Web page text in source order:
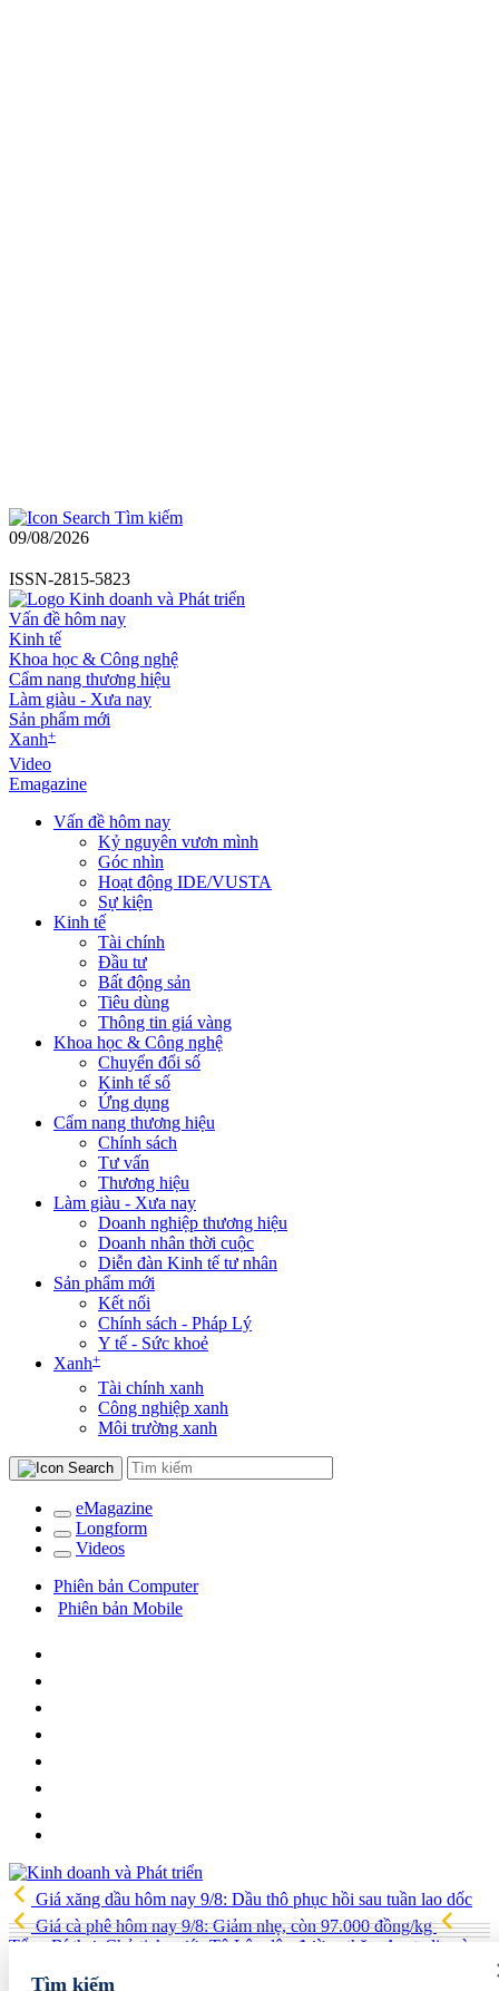
Tìm kiếm
09/08/2026
ISSN-2815-5823
Vấn đề hôm nay
Kinh tế
Khoa học & Công nghệ
Cẩm nang thương hiệu
Làm giàu - Xưa nay
Sản phẩm mới
Xanh+
Video
Emagazine
Vấn đề hôm nay
Kỷ nguyên vươn mình
Góc nhìn
Hoạt động IDE/VUSTA
Sự kiện
Kinh tế
Tài chính
Đầu tư
Bất động sản
Tiêu dùng
Thông tin giá vàng
Khoa học & Công nghệ
Chuyển đổi số
Kinh tế số
Ứng dụng
Cẩm nang thương hiệu
Chính sách
Tư vấn
Thương hiệu
Làm giàu - Xưa nay
Doanh nghiệp thương hiệu
Doanh nhân thời cuộc
Diễn đàn Kinh tế tư nhân
Sản phẩm mới
Kết nối
Chính sách - Pháp Lý
Y tế - Sức khoẻ
Xanh+
Tài chính xanh
Công nghiệp xanh
Môi trường xanh
eMagazine
Longform
Videos
Phiên bản Computer
Phiên bản Mobile
Giá xăng dầu hôm nay 9/8: Dầu thô phục hồi sau tuần lao dốc
Giá cà phê hôm nay 9/8: Giảm nhẹ, còn 97.000 đồng/kg
Tổng Bí thư, Chủ tịch nước Tô Lâm lên đường thăm Australia và
New Zealand
Tìm kiếm